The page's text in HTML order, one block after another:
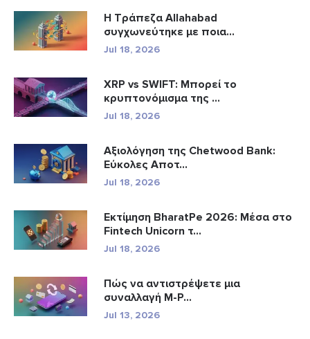
Η Τράπεζα Allahabad
συγχωνεύτηκε με ποια...
Jul 18, 2026
XRP vs SWIFT: Μπορεί το
κρυπτονόμισμα της ...
Jul 18, 2026
Αξιολόγηση της Chetwood Bank:
Εύκολες Αποτ...
Jul 18, 2026
Εκτίμηση BharatPe 2026: Μέσα στο
Fintech Unicorn τ...
Jul 18, 2026
Πώς να αντιστρέψετε μια
συναλλαγή M-P...
Jul 13, 2026